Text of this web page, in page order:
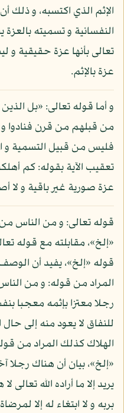
الإثم الذي اكتسبه، و ذلك
النفسانية و تسميته
تعالى بأنها عزة حقيقية
عزة بالإثم.
و أما قوله تعالى: «بل
فليس من قبيل التسمية و
تعقيب الآية بقوله: كم
عزة صورية غير باقية و لا
قوله تعالى: و من الناس
«إلخ»، مقابلته مع قوله
قوله «إلخ»، يفيد أن
المراد من قوله: و من
رجلا معتزا بإثمه معجبا
للنفاق لا يعود منه إلى حال
الهلاك كذلك المراد من
«إلخ»، بيان أن هناك رجلا
يريد إلا ما أراده الله تعالى
بربه و لا ابتغاء له إلا